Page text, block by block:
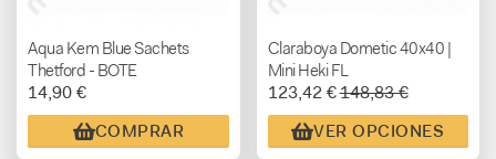
Aqua Kem Blue Sachets
Thetford - BOTE
14,90 €
COMPRAR
Claraboya Dometic 40x40 |
Mini Heki FL
123,42 €148,83 €
VER OPCIONES